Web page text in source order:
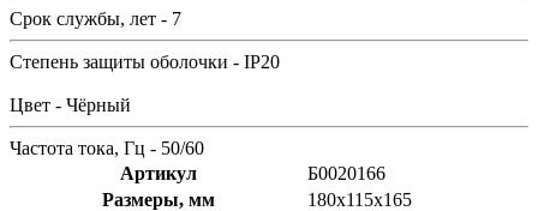
Срок службы, лет - 7
Степень защиты оболочки - IP20
Цвет - Чёрный
Частота тока, Гц - 50/60
Артикул
Б0020166
Размеры, мм
180х115х165